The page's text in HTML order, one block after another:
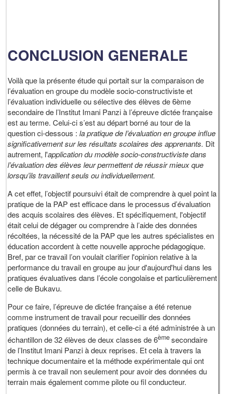
CONCLUSION GENERALE
Voilà que la présente étude qui portait sur la comparaison de
l’évaluation en groupe du modèle socio-constructiviste et
l’évaluation individuelle ou sélective des élèves de 6ème
secondaire de l’Institut Imani Panzi à l’épreuve dictée française
est au terme. Celui-ci s’est au départ borné au tour de la
question ci-dessous :la pratique de l’évaluation en groupe influe
significativement sur les résultats scolaires des apprenants. Dit
autrement, l'application du modèle socio-constructiviste dans
l’évaluation des élèves leur permettent de réussir mieux que
lorsqu’ils travaillent seuls ou individuellement.
A cet effet, l’objectif poursuivi était de comprendre à quel point la
pratique de la PAP est efficace dans le processus d’évaluation
des acquis scolaires des élèves. Et spécifiquement, l'objectif
était celui de dégager ou comprendre à l’aide des données
récoltées, la nécessité de la PAP que les autres spécialistes en
éducation accordent à cette nouvelle approche pédagogique.
Bref, par ce travail l’on voulait clarifier l'opinion relative à la
performance du travail en groupe au jour d'aujourd'hui dans les
pratiques évaluatives dans l’école congolaise et particulièrement
celle de Bukavu.
Pour ce faire, l’épreuve de dictée française a été retenue
comme instrument de travail pour recueillir des données
pratiques (données du terrain), et celle-ci a été administrée à un
échantillon de 32 élèves de deux classes de 6èmesecondaire
de l’Institut Imani Panzi à deux reprises. Et cela à travers la
technique documentaire et la méthode expérimentale qui ont
permis à ce travail non seulement pour avoir des données du
terrain mais également comme pilote ou fil conducteur.